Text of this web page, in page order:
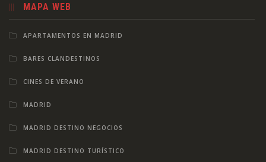
MAPA WEB
APARTAMENTOS EN MADRID
BARES CLANDESTINOS
CINES DE VERANO
MADRID
MADRID DESTINO NEGOCIOS
MADRID DESTINO TURÍSTICO